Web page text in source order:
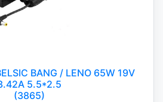
BANG / LENO 65W 19V
5.5*2.5
(3865)